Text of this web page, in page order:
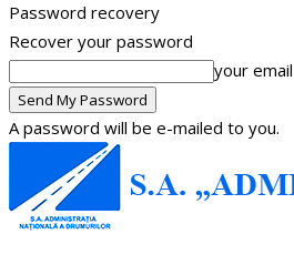
Password recovery
Recover your password
your email
A password will be e-mailed to you.